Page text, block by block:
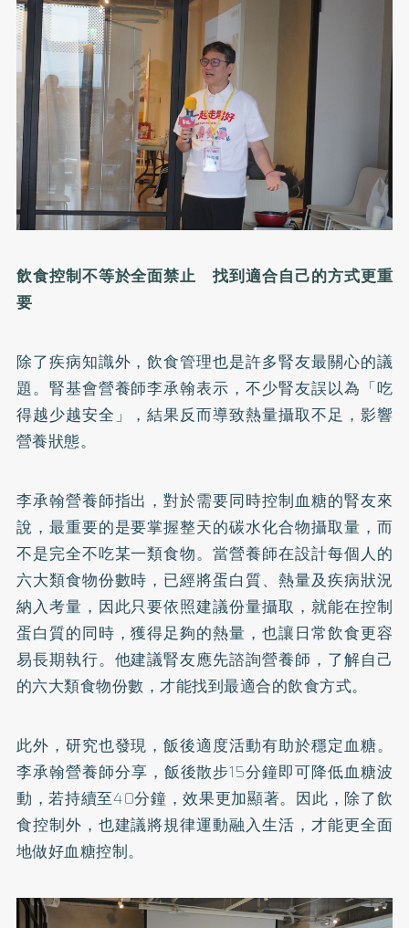
飲食控制不等於全面禁止 找到適合自己的方式更重
要
除了疾病知識外，飲食管理也是許多腎友最關心的議
題。腎基會營養師李承翰表示，不少腎友誤以為「吃
得越少越安全」，結果反而導致熱量攝取不足，影響
營養狀態。
李承翰營養師指出，對於需要同時控制血糖的腎友來
說，最重要的是要掌握整天的碳水化合物攝取量，而
不是完全不吃某一類食物。當營養師在設計每個人的
六大類食物份數時，已經將蛋白質、熱量及疾病狀況
納入考量，因此只要依照建議份量攝取，就能在控制
蛋白質的同時，獲得足夠的熱量，也讓日常飲食更容
易長期執行。他建議腎友應先諮詢營養師，了解自己
的六大類食物份數，才能找到最適合的飲食方式。
此外，研究也發現，飯後適度活動有助於穩定血糖。
李承翰營養師分享，飯後散步15分鐘即可降低血糖波
動，若持續至40分鐘，效果更加顯著。因此，除了飲
食控制外，也建議將規律運動融入生活，才能更全面
地做好血糖控制。